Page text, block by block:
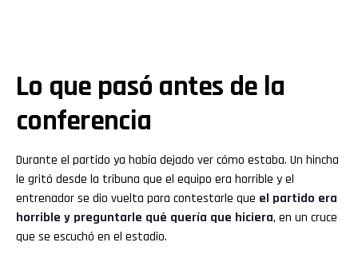
Lo que pasó antes de la
conferencia
Durante el partido ya había dejado ver cómo estaba. Un hincha
le gritó desde la tribuna que el equipo era horrible y el
entrenador se dio vuelta para contestarle que el partido era
horrible y preguntarle qué quería que hiciera, en un cruce
que se escuchó en el estadio.